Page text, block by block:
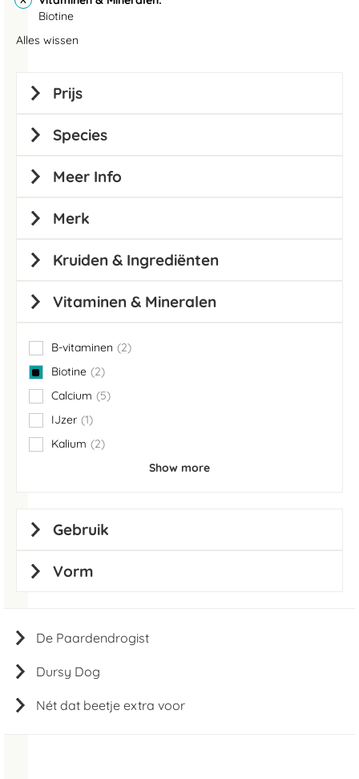
De Paardendrogist
Dursy Dog
Nét dat beetje extra voor
Biotine
Alles wissen
Prijs
Species
Meer Info
Merk
Kruiden & Ingrediënten
Vitaminen & Mineralen
B-vitaminen 2
items
Biotine
2
items
Calcium
5
items
IJzer 1
item
Kalium
2
items
Show more
Gebruik
Vorm